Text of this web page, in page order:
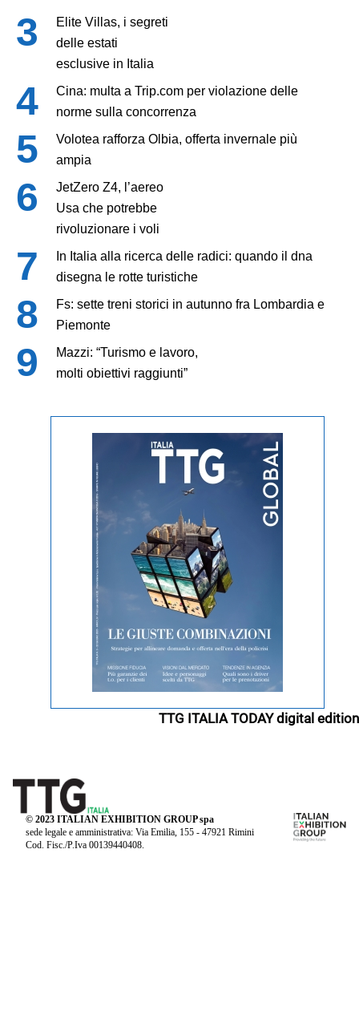
Elite Villas, i segreti
delle estati
esclusive in Italia
Cina: multa a Trip.com per violazione delle
norme sulla concorrenza
Volotea rafforza Olbia, offerta invernale più
ampia
JetZero Z4, l’aereo
Usa che potrebbe
rivoluzionare i voli
In Italia alla ricerca delle radici: quando il dna
disegna le rotte turistiche
Fs: sette treni storici in autunno fra Lombardia e
Piemonte
Mazzi: “Turismo e lavoro,
molti obiettivi raggiunti”
TTG ITALIA TODAY digital edition
© 2023 ITALIAN EXHIBITION GROUP spa
sede legale e amministrativa: Via Emilia, 155 - 47921 Rimini
Cod. Fisc./P.Iva 00139440408.